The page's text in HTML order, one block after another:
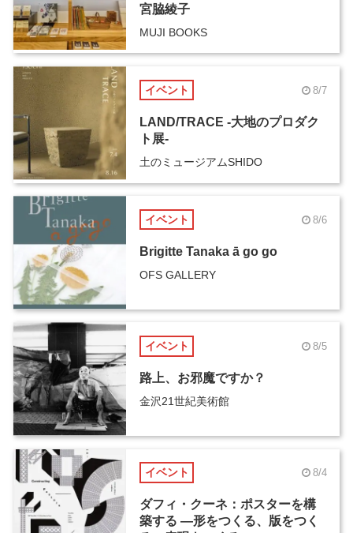
宮脇綾子
MUJI BOOKS
イベント 8/7
LAND/TRACE -大地のプロダク
ト展-
土のミュージアムSHIDO
イベント 8/6
Brigitte Tanaka ā go go
OFS GALLERY
イベント 8/5
路上、お邪魔ですか？
金沢21世紀美術館
イベント 8/4
ダフィ・クーネ：ポスターを構
築する ―形をつくる、版をつく